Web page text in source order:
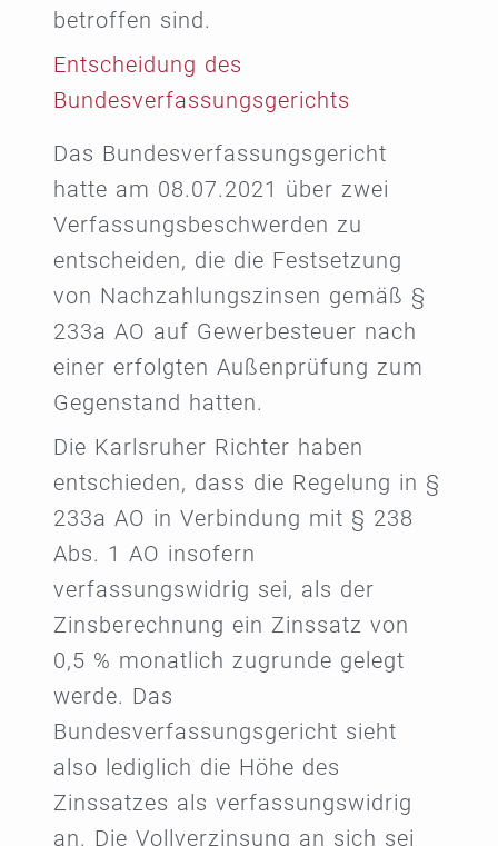
betroffen sind.
Entscheidung des
Bundesverfassungsgerichts
Das Bundesverfassungsgericht
hatte am 08.07.2021 über zwei
Verfassungsbeschwerden zu
entscheiden, die die Festsetzung
von Nachzahlungszinsen gemäß §
233a AO auf Gewerbesteuer nach
einer erfolgten Außenprüfung zum
Gegenstand hatten.
Die Karlsruher Richter haben
entschieden, dass die Regelung in §
233a AO in Verbindung mit § 238
Abs. 1 AO insofern
verfassungswidrig sei, als der
Zinsberechnung ein Zinssatz von
0,5 % monatlich zugrunde gelegt
werde. Das
Bundesverfassungsgericht sieht
also lediglich die Höhe des
Zinssatzes als verfassungswidrig
an. Die Vollverzinsung an sich sei